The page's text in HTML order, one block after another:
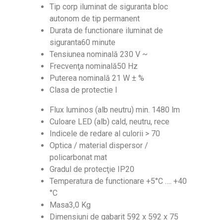
Tip corp iluminat de siguranta bloc
autonom de tip permanent
Durata de functionare iluminat de
siguranta60 minute
Tensiunea nominală 230 V ~
Frecvenţa nominală50 Hz
Puterea nominală 21 W ± %
Clasa de protectie I
Flux luminos (alb neutru) min. 1480 lm
Culoare LED (alb) cald, neutru, rece
Indicele de redare al culorii > 70
Optica / material dispersor /
policarbonat mat
Gradul de protecţie IP20
Temperatura de functionare +5°C …. +40
°C
Masa3,0 Kg
Dimensiuni de gabarit 592 x 592 x 75